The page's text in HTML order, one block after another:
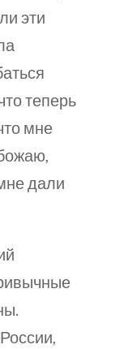
эти
теперь
мне
дали